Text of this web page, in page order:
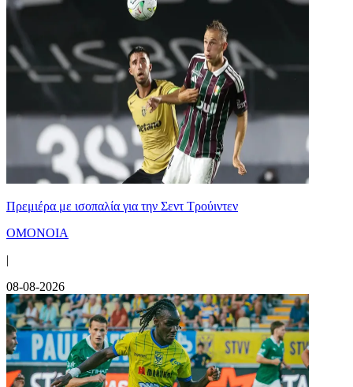
Πρεμιέρα με ισοπαλία για την Σεντ Τρούιντεν
ΟΜΟΝΟΙΑ
|
08-08-2026